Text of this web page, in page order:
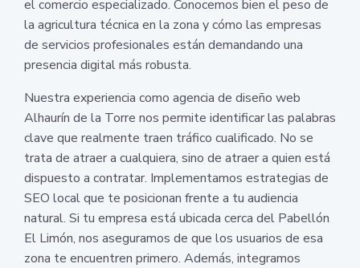
el comercio especializado. Conocemos bien el peso de
la agricultura técnica en la zona y cómo las empresas
de servicios profesionales están demandando una
presencia digital más robusta.
Nuestra experiencia como agencia de diseño web
Alhaurín de la Torre nos permite identificar las palabras
clave que realmente traen tráfico cualificado. No se
trata de atraer a cualquiera, sino de atraer a quien está
dispuesto a contratar. Implementamos estrategias de
SEO local que te posicionan frente a tu audiencia
natural. Si tu empresa está ubicada cerca del Pabellón
El Limón, nos aseguramos de que los usuarios de esa
zona te encuentren primero. Además, integramos